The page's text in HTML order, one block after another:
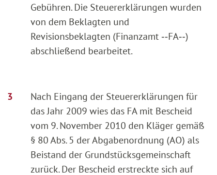
Gebühren. Die Steuererklärungen wurden
von dem Beklagten und
Revisionsbeklagten (Finanzamt ‑‑FA‑‑)
abschließend bearbeitet.
Nach Eingang der Steuererklärungen für
das Jahr 2009 wies das FA mit Bescheid
vom 9. November 2010 den Kläger gemäß
§ 80 Abs. 5 der Abgabenordnung (AO) als
Beistand der Grundstücksgemeinschaft
zurück. Der Bescheid erstreckte sich auf